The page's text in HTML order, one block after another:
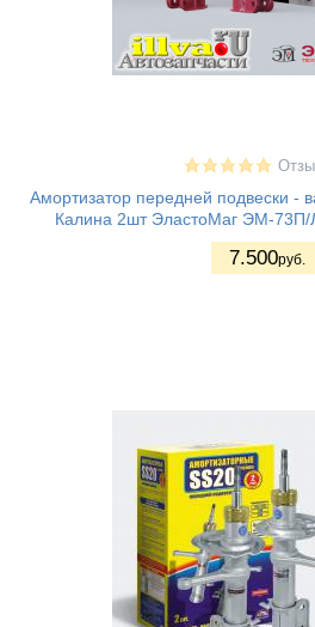
Амортизатор передней подвески -
Калина 2шт ЭластоМаг ЭМ-73П/
7.500руб.